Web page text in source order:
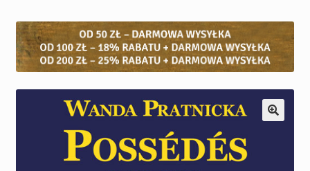
Kontakt